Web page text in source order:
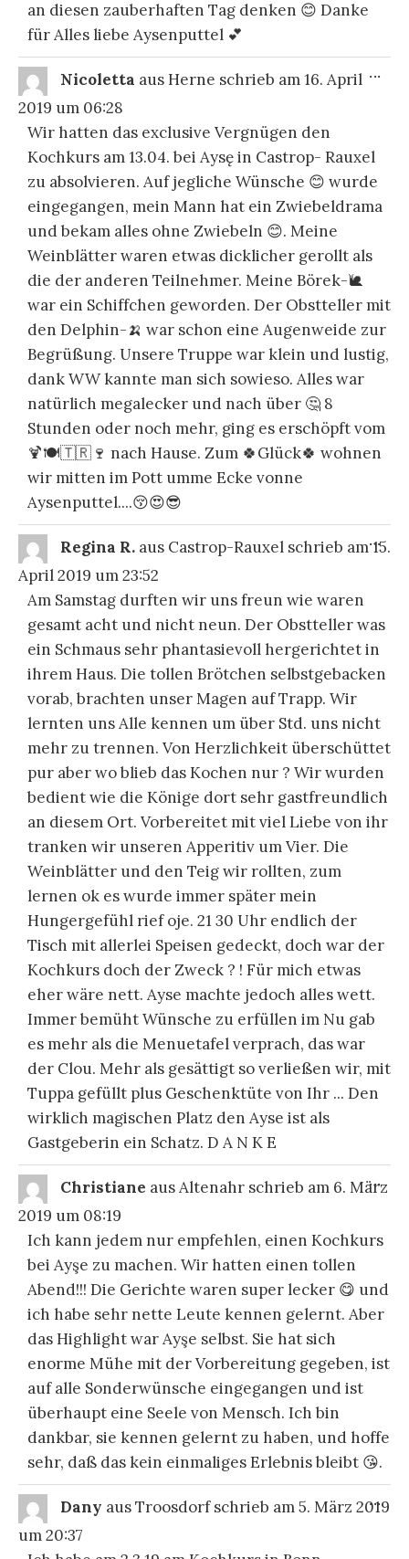
an diesen zauberhaften Tag denken 😊 Danke
für Alles liebe Aysenputtel 💕
Nicoletta ausHerne schrieb am16. April
2019 um 06:28
Wir hatten das exclusive Vergnügen den
Kochkurs am 13.04. bei Aysę in Castrop- Rauxel
zu absolvieren. Auf jegliche Wünsche 😊 wurde
eingegangen, mein Mann hat ein Zwiebeldrama
und bekam alles ohne Zwiebeln 😊. Meine
Weinblätter waren etwas dicklicher gerollt als
die der anderen Teilnehmer. Meine Börek-🐌
war ein Schiffchen geworden. Der Obstteller mit
den Delphin-🍌 war schon eine Augenweide zur
Begrüßung. Unsere Truppe war klein und lustig,
dank WW kannte man sich sowieso. Alles war
natürlich megalecker und nach über 🤔 8
Stunden oder noch mehr, ging es erschöpft vom
🍹🍽🇹🇷🍷 nach Hause. Zum 🍀Glück🍀 wohnen
wir mitten im Pott umme Ecke vonne
Aysenputtel....😚😍😎
...
Regina R. aus Castrop-Rauxel schrieb am15.
April 2019 um23:52
Am Samstag durften wir uns freun wie waren
gesamt acht und nicht neun. Der Obstteller was
ein Schmaus sehr phantasievoll hergerichtet in
ihrem Haus. Die tollen Brötchen selbstgebacken
vorab, brachten unser Magen auf Trapp. Wir
lernten uns Alle kennen um über Std. uns nicht
mehr zu trennen. Von Herzlichkeit überschüttet
pur aber wo blieb das Kochen nur ? Wir wurden
bedient wie die Könige dort sehr gastfreundlich
an diesem Ort. Vorbereitet mit viel Liebe von ihr
tranken wir unseren Apperitiv um Vier. Die
Weinblätter und den Teig wir rollten, zum
lernen ok es wurde immer später mein
Hungergefühl rief oje. 21 30 Uhr endlich der
Tisch mit allerlei Speisen gedeckt, doch war der
Kochkurs doch der Zweck ? ! Für mich etwas
eher wäre nett. Ayse machte jedoch alles wett.
Immer bemüht Wünsche zu erfüllen im Nu gab
es mehr als die Menuetafel verprach, das war
der Clou. Mehr als gesättigt so verließen wir, mit
Tuppa gefüllt plus Geschenktüte von Ihr ... Den
wirklich magischen Platz den Ayse ist als
Gastgeberin ein Schatz. D A N K E
...
Christiane ausAltenahr schrieb am 6. März
2019 um 08:19
Ich kann jedem nur empfehlen, einen Kochkurs
bei Ayşe zu machen. Wir hatten einen tollen
Abend!!! Die Gerichte waren super lecker 😋 und
ich habe sehr nette Leute kennen gelernt. Aber
das Highlight war Ayşe selbst. Sie hat sich
enorme Mühe mit der Vorbereitung gegeben, ist
auf alle Sonderwünsche eingegangen und ist
überhaupt eine Seele von Mensch. Ich bin
dankbar, sie kennen gelernt zu haben, und hoffe
sehr, daß das kein einmaliges Erlebnis bleibt 😘.
...
Dany ausTroosdorf schrieb am5. März 2019
um20:37
...